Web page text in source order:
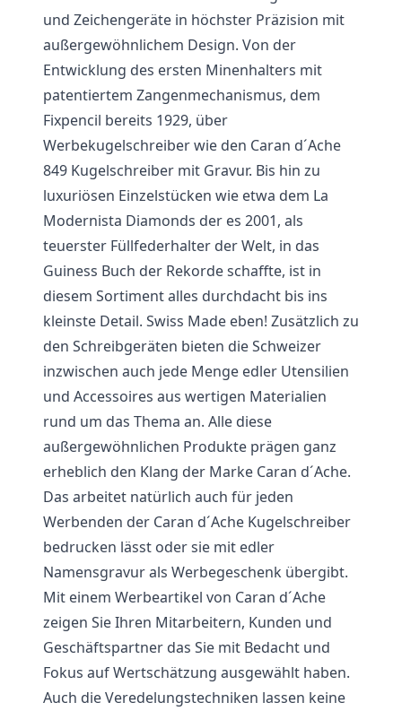
und Zeichengeräte in höchster Präzision mit
außergewöhnlichem Design. Von der
Entwicklung des ersten Minenhalters mit
patentiertem Zangenmechanismus, dem
Fixpencil bereits 1929, über
Werbekugelschreiber wie den Caran d´Ache
849 Kugelschreiber mit Gravur. Bis hin zu
luxuriösen Einzelstücken wie etwa dem La
Modernista Diamonds der es 2001, als
teuerster Füllfederhalter der Welt, in das
Guiness Buch der Rekorde schaffte, ist in
diesem Sortiment alles durchdacht bis ins
kleinste Detail. Swiss Made eben! Zusätzlich zu
den Schreibgeräten bieten die Schweizer
inzwischen auch jede Menge edler Utensilien
und Accessoires aus wertigen Materialien
rund um das Thema an. Alle diese
außergewöhnlichen Produkte prägen ganz
erheblich den Klang der Marke Caran d´Ache.
Das arbeitet natürlich auch für jeden
Werbenden der Caran d´Ache Kugelschreiber
bedrucken lässt oder sie mit edler
Namensgravur als Werbegeschenk übergibt.
Mit einem Werbeartikel von Caran d´Ache
zeigen Sie Ihren Mitarbeitern, Kunden und
Geschäftspartner das Sie mit Bedacht und
Fokus auf Wertschätzung ausgewählt haben.
Auch die Veredelungstechniken lassen keine